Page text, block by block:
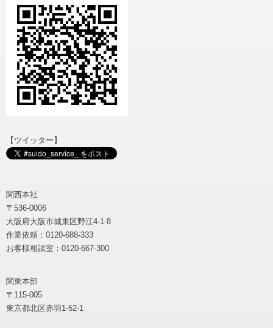
【ツイッター】
関西本社
〒536-0006
大阪府大阪市城東区野江4-1-8
作業依頼：0120-688-333
お客様相談室：0120-667-300
関東本部
〒115-005
東京都北区赤羽1-52-1